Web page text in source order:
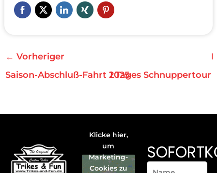
← Vorheriger
Saison-Abschluß-Fahrt 20251 Tages Schnuppertour
Klicke hier,
um
Marketing-
Cookies zu